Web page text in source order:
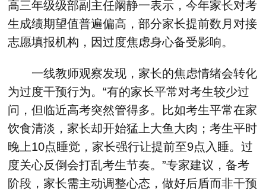
高三年级级部副主任阚静一表示，今年家长对考
生成绩期望值普遍偏高，部分家长提前数月对接
志愿填报机构，因过度焦虑身心备受影响。
一线教师观察发现，家长的焦虑情绪会转化
为过度干预行为。“有的家长平常对考生较少过
问，但临近高考突然管得多。比如考生平常在家
饮食清淡，家长却开始猛上大鱼大肉；考生平时
晚上10点睡觉，家长强行让提前至9点入睡。过
度关心反倒会打乱考生节奏。”专家建议，备考
阶段，家长需主动调整心态，做好后盾而非干预